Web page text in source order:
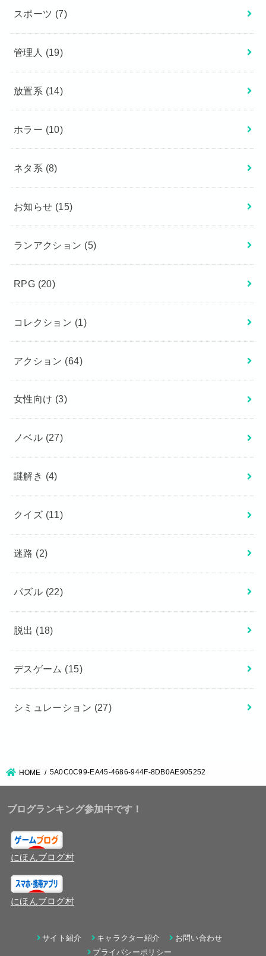
スポーツ (7)
管理人 (19)
放置系 (14)
ホラー (10)
ネタ系 (8)
お知らせ (15)
ランアクション (5)
RPG (20)
コレクション (1)
アクション (64)
女性向け (3)
ノベル (27)
謎解き (4)
クイズ (11)
迷路 (2)
パズル (22)
脱出 (18)
デスゲーム (15)
シミュレーション (27)
HOME 5A0C0C99-EA45-4686-944F-8DB0AE905252
ブログランキング参加中です！
にほんブログ村
にほんブログ村
サイト紹介 キャラクター紹介
お問い合わせ
プライバシーポリシー